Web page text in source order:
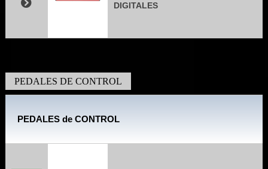
DIGITALES
PEDALES DE CONTROL
PEDALES de CONTROL